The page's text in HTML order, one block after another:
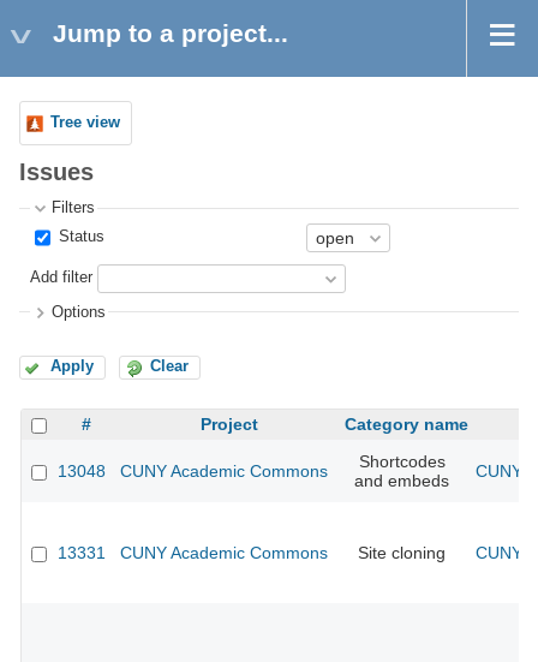
Jump to a project...
Tree view
Issues
Filters
Status
Add filter
Options
Apply Clear
# Project Category name
13048 CUNY Academic Commons
Shortcodes
and embeds
CUNY
13331 CUNY Academic Commons Site cloning CUNY